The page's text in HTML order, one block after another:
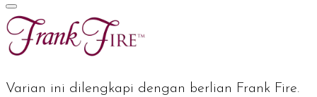
Varian ini dilengkapi dengan berlian Frank Fire.